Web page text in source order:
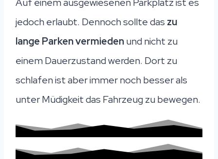
jedoch erlaubt. Dennoch sollte das zu
lange Parken vermiedenund nicht zu
einem Dauerzustand werden. Dort zu
schlafen ist aber immer noch besser als
unter Müdigkeit das Fahrzeug zu bewegen.